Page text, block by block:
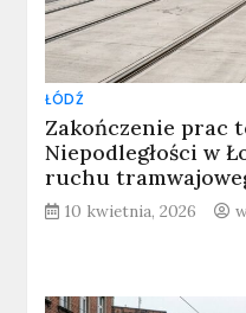
ŁÓDŹ
Zakończenie prac
Niepodległości w
ruchu
10 kwietnia, 2026